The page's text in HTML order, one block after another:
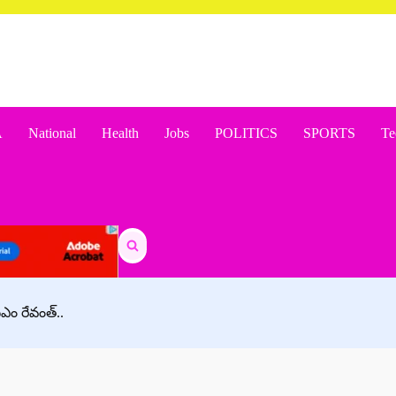
National Health Jobs POLITICS SPORTS
Search
for:
రేవంత్..